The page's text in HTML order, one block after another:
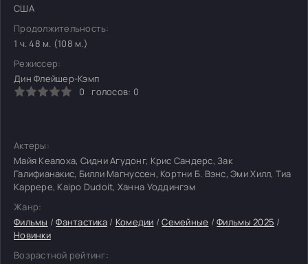
США
Продолжительность:
1 ч. 48 м. (108 м.)
Режиссер:
Дин Флейшер-Кэмп
0
голосов: 0
Актеры:
Майя Кеалоха, Сидни Агудонг, Крис Сандерс, Зак
Галифианакис, Билли Магнуссен, Кортни Б. Вэнс, Эми Хилл, Тиа
Каррере, Kaipo Dudoit, Ханна Уоддингэм
Жанр:
Фильмы /Фантастика/ Комедии /Семейные /Фильмы 2025 /
Новинки
Возрастной рейтинг: